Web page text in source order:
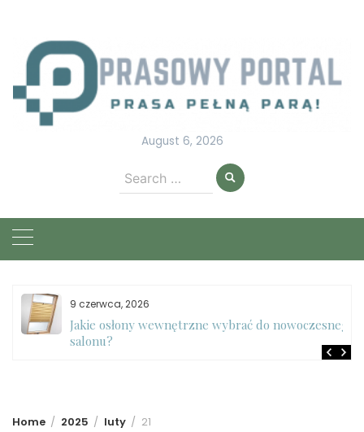
content
August 6, 2026
Search
for:
9 czerwca, 2026
Jakie osłony wewnętrzne wybrać do nowoczesnego
salonu?
Home 2025 luty 21